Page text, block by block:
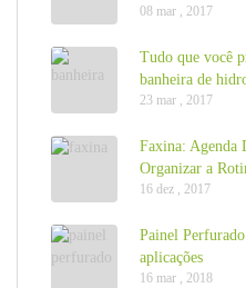
08 mar , 2017
Tudo que você
banheira de
23 mar , 2017
Faxina: Agenda
Organizar a
16 dez , 2017
Painel
aplicações
16 mar , 2018